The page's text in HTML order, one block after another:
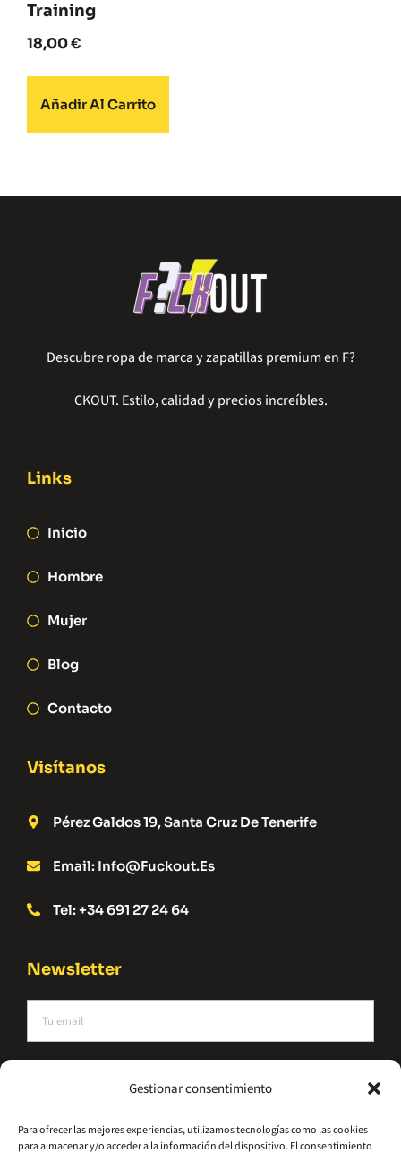
Gestionar consentimiento
Para ofrecer las mejores experiencias, utilizamos tecnologías como las cookies
para almacenar y/o acceder a la información del dispositivo. El consentimiento
Training
18,00€
Añadir Al Carrito
Descubre ropa de marca y zapatillas premium en F?
CKOUT. Estilo, calidad y precios increíbles.
Links
Inicio
Hombre
Mujer
Blog
Contacto
Visítanos
Pérez Galdos 19, Santa Cruz De Tenerife
Email: Info@fuckout.es
Tel: +34 691 27 24 64
Newsletter